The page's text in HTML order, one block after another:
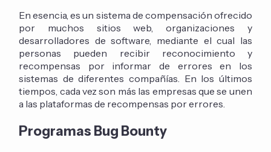
En esencia, es un sistema de compensación ofrecido
por muchos sitios web, organizaciones y
desarrolladores de software, mediante el cual las
personas pueden recibir reconocimiento y
recompensas por informar de errores en los
sistemas de diferentes compañías. En los últimos
tiempos, cada vez son más las empresas que se unen
a las plataformas de recompensas por errores.
Programas Bug Bounty